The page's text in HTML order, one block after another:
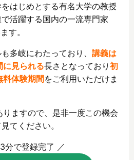
はじめとする有名大学の教授
活躍する国内の一流専門家
す。
多岐にわたっており、 講義は
に見られる長さとなっており 初
料体験期間をご利用いただけま
りますので、是非一度この機会
てください。
分で登録完了 ／